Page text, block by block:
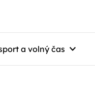
a volný čas